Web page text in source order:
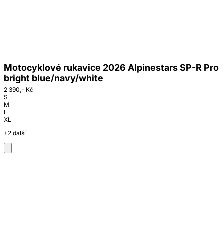
Motocyklové rukavice 2026 Alpinestars SP-R Pro
bright blue/navy/white
2 390,- Kč
S
M
L
XL
+2 další